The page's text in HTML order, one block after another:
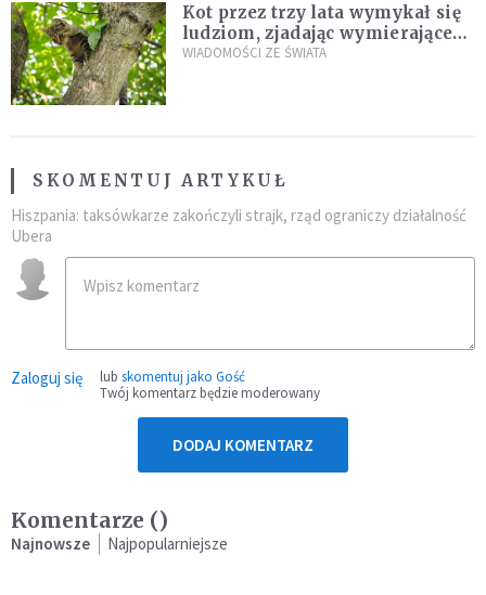
Kot przez trzy lata wymykał się
ludziom, zjadając wymierające
kaczki. W końcu popełnił
WIADOMOŚCI ZE ŚWIATA
SKOMENTUJ ARTYKUŁ
Hiszpania: taksówkarze zakończyli strajk, rząd ograniczy działalność
Ubera
Zaloguj się lub skomentuj jako Gość
Twój komentarz będzie moderowany
DODAJ KOMENTARZ
Komentarze ()
Najnowsze Najpopularniejsze